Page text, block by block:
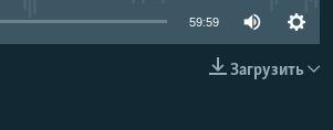
59:59
Загрузить